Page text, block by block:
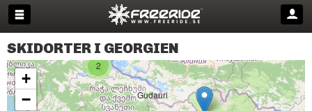
SKIDORTER I GEORGIEN
2
Gudauri
+
−